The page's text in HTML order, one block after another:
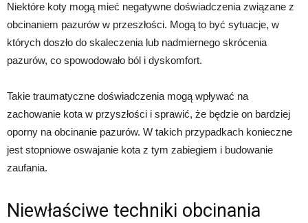
Niektóre koty mogą mieć negatywne doświadczenia związane z
obcinaniem pazurów w przeszłości. Mogą to być sytuacje, w
których doszło do skaleczenia lub nadmiernego skrócenia
pazurów, co spowodowało ból i dyskomfort.
Takie traumatyczne doświadczenia mogą wpływać na
zachowanie kota w przyszłości i sprawić, że będzie on bardziej
oporny na obcinanie pazurów. W takich przypadkach konieczne
jest stopniowe oswajanie kota z tym zabiegiem i budowanie
zaufania.
Niewłaściwe techniki obcinania